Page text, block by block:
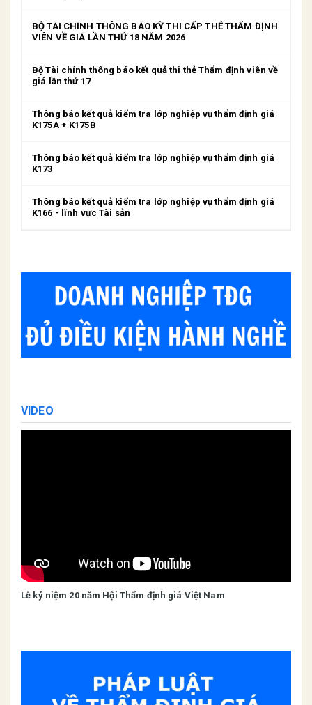
BỘ TÀI CHÍNH THÔNG BÁO KỲ THI CẤP THẺ THẨM ĐỊNH
VIÊN VỀ GIÁ LẦN THỨ 18 NĂM 2026
Bộ Tài chính thông báo kết quả thi thẻ Thẩm định viên về
giá lần thứ 17
Thông báo kết quả kiểm tra lớp nghiệp vụ thẩm định giá
K175A + K175B
Thông báo kết quả kiểm tra lớp nghiệp vụ thẩm định giá
K173
Thông báo kết quả kiểm tra lớp nghiệp vụ thẩm định giá
K166 - lĩnh vực Tài sản
VIDEO
Lễ kỷ niệm 20 năm Hội Thẩm định giá Việt Nam